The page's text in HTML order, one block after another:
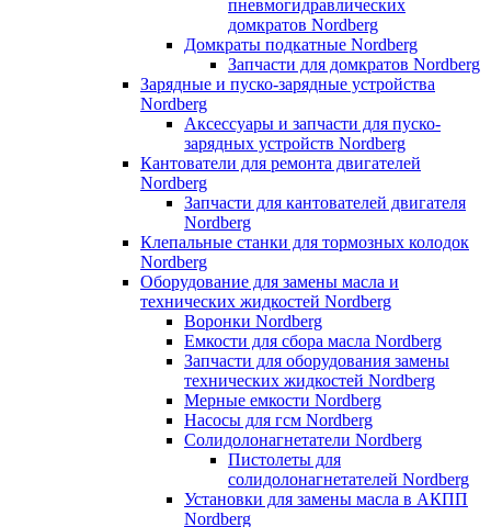
пневмогидравлических
домкратов Nordberg
Домкраты подкатные Nordberg
Запчасти для домкратов Nordberg
Зарядные и пуско-зарядные устройства
Nordberg
Аксессуары и запчасти для пуско-
зарядных устройств Nordberg
Кантователи для ремонта двигателей
Nordberg
Запчасти для кантователей двигателя
Nordberg
Клепальные станки для тормозных колодок
Nordberg
Оборудование для замены масла и
технических жидкостей Nordberg
Воронки Nordberg
Емкости для сбора масла Nordberg
Запчасти для оборудования замены
технических жидкостей Nordberg
Мерные емкости Nordberg
Насосы для гсм Nordberg
Солидолонагнетатели Nordberg
Пистолеты для
солидолонагнетателей Nordberg
Установки для замены масла в АКПП
Nordberg